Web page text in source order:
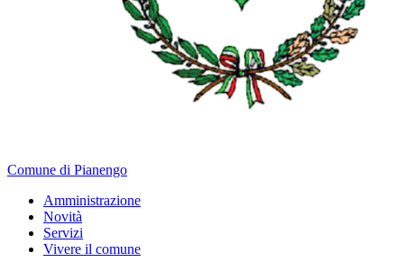
Comune di Pianengo
Amministrazione
Novità
Servizi
Vivere il comune